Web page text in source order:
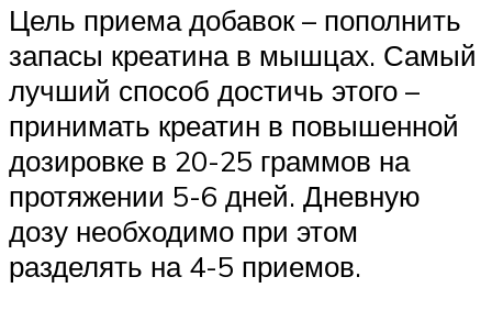
Цель приема добавок – пополнить
запасы креатина в мышцах. Самый
лучший способ достичь этого –
принимать креатин в повышенной
дозировке в 20-25 граммов на
протяжении 5-6 дней. Дневную
дозу необходимо при этом
разделять на 4-5 приемов.